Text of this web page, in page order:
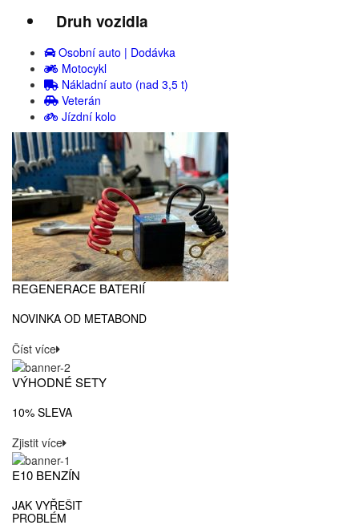
Druh vozidla
Osobní auto | Dodávka
Motocykl
Nákladní auto (nad 3,5 t)
Veterán
Jízdní kolo
REGENERACE BATERIÍ
NOVINKA OD METABOND
Číst více
VÝHODNÉ SETY
10% SLEVA
Zjistit více
E10 BENZÍN
JAK VYŘEŠIT
PROBLÉM